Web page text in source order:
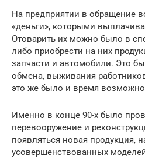
На предприятии в обращение
«деньги», которыми
Отоварить их можно было в
либо приобрести на них
запчасти и автомобили. Это
обмена, выживания
это же было и время
Именно в конце 90-х было
перевооружение и
появляться новая продукция,
усовершенствованных